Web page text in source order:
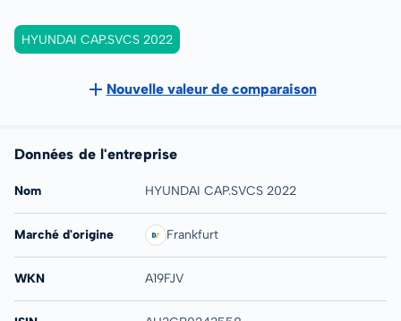
HYUNDAI CAP.SVCS 2022
Nouvelle valeur de comparaison
Données de l'entreprise
Nom HYUNDAI CAP.SVCS 2022
Marché d'origine Frankfurt
WKN A19FJV